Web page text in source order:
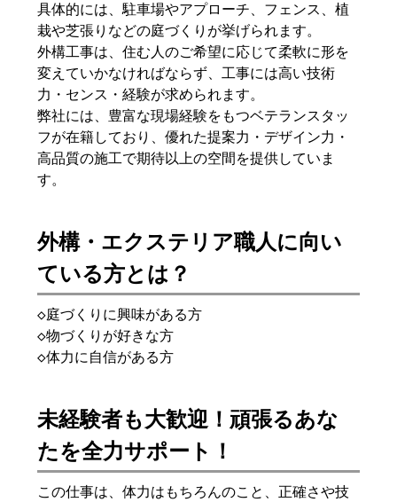
具体的には、駐車場やアプローチ、フェンス、植
栽や芝張りなどの庭づくりが挙げられます。
外構工事は、住む人のご希望に応じて柔軟に形を
変えていかなければならず、工事には高い技術
力・センス・経験が求められます。
弊社には、豊富な現場経験をもつベテランスタッ
フが在籍しており、優れた提案力・デザイン力・
高品質の施工で期待以上の空間を提供していま
す。
外構・エクステリア職人に向い
ている方とは？
◇庭づくりに興味がある方
◇物づくりが好きな方
◇体力に自信がある方
未経験者も大歓迎！頑張るあな
たを全力サポート！
この仕事は、体力はもちろんのこと、正確さや技